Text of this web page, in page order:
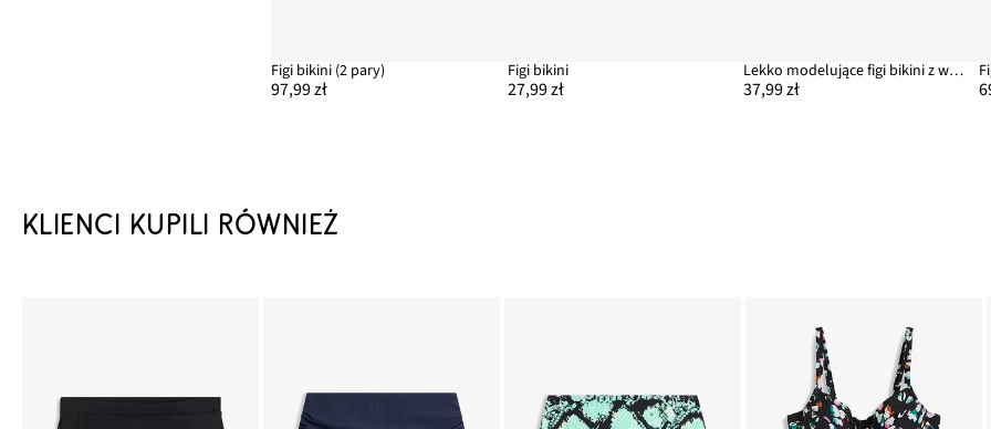
Figi bikini (2 pary)
97,99 zł
Figi bikini
27,99 zł
Lekko modelujące figi bikini z wysokim stanem i falbanką
37,99 zł
KLIENCI KUPILI RÓWNIEŻ